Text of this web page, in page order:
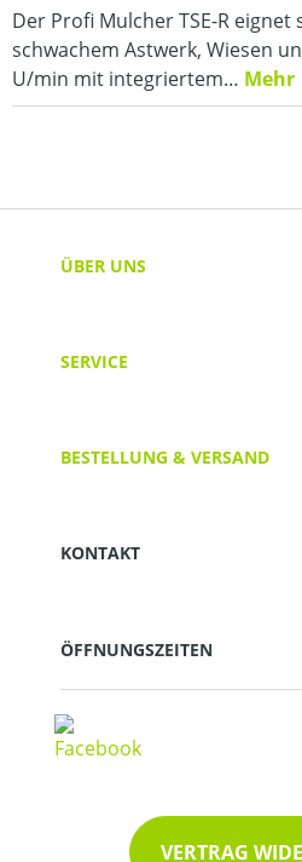
Der Profi Mulcher TSE-R
schwachem Astwerk, Wiesen
U/min mit integriertem… Mehr
ÜBER UNS
SERVICE
BESTELLUNG & VERSAND
KONTAKT
ÖFFNUNGSZEITEN
VERTRAG